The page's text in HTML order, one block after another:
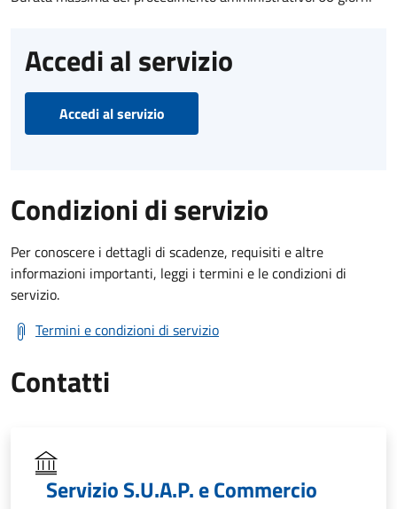
Accedi al servizio
Accedi al servizio
Condizioni di servizio
Per conoscere i dettagli di scadenze, requisiti e altre
informazioni importanti, leggi i termini e le condizioni di
servizio.
Termini e condizioni di servizio
Contatti
Servizio S.U.A.P. e Commercio